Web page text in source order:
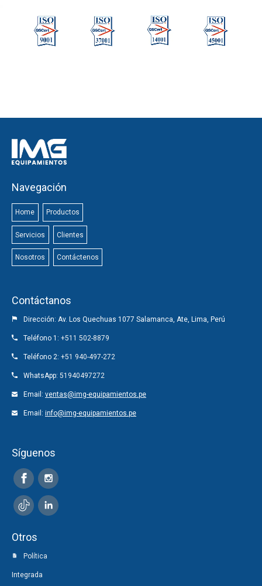
Navegación
Home Productos
Servicios Clientes
Nosotros Contáctenos
Contáctanos
Dirección: Av. Los Quechuas 1077 Salamanca, Ate, Lima, Perú
Teléfono 1: +511 502-8879
Teléfono 2: +51 940-497-272
WhatsApp: 51940497272
Email: ventas@img-equipamientos.pe
Email: info@img-equipamientos.pe
Síguenos
Otros
Política
Integrada